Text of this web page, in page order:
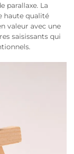
parallaxe. La
haute qualité
valeur avec une
saisissants qui